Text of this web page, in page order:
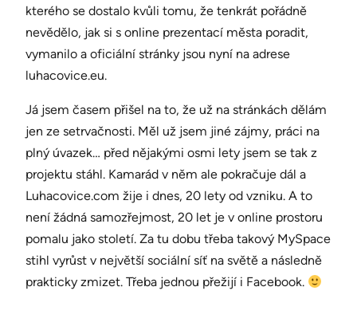
kterého se dostalo kvůli tomu, že tenkrát pořádně
nevědělo, jak si s online prezentací města poradit,
vymanilo a oficiální stránky jsou nyní na adrese
luhacovice.eu.
Já jsem časem přišel na to, že už na stránkách dělám
jen ze setrvačnosti. Měl už jsem jiné zájmy, práci na
plný úvazek… před nějakými osmi lety jsem se tak z
projektu stáhl. Kamarád v něm ale pokračuje dál a
Luhacovice.com žije i dnes, 20 lety od vzniku. A to
není žádná samozřejmost, 20 let je v online prostoru
pomalu jako století. Za tu dobu třeba takový MySpace
stihl vyrůst v největší sociální síť na světě a následně
prakticky zmizet. Třeba jednou přežijí i Facebook.